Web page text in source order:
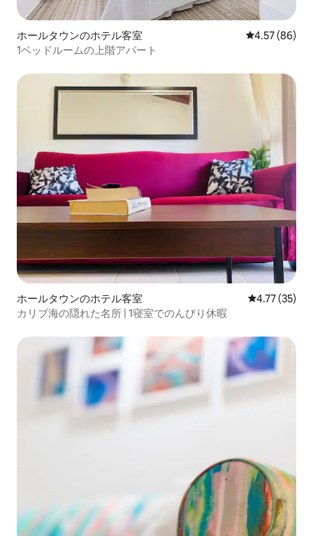
ホールタウンのホテル客室 レビュー86
4.57 (86)
1ベッドルームの上階アパート
ホールタウンのホテル客室 レビュー35
4.77 (35)
カリブ海の隠れた名所 | 1寝室でのんびり休暇